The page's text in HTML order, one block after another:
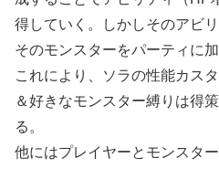
得していく。しかしそのアビ
そのモンスターをパーティに
これにより、ソラの性能カス
＆好きなモンスター縛りは得
る。
他にはプレイヤーとモンスタ